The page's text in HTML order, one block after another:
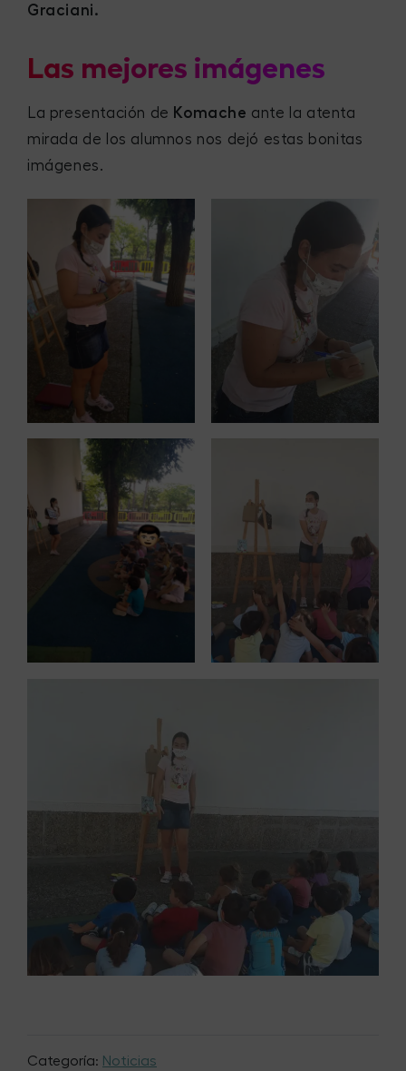
Graciani.
Las mejores imágenes
La presentación de Komache ante la atenta
mirada de los alumnos nos dejó estas bonitas
imágenes.
Categoría: Noticias